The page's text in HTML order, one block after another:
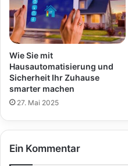
Wie Sie mit
Hausautomatisierung und
Sicherheit Ihr Zuhause
smarter machen
27. Mai 2025
Ein Kommentar